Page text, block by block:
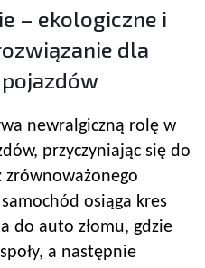
– ekologiczne i
dla
newralgiczną rolę w
przyczyniając się do
osiąga kres
do auto złomu, gdzie
a następnie